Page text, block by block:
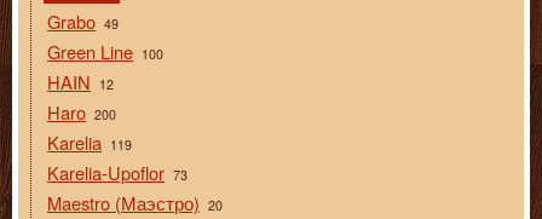
Grabo 49
Green Line 100
HAIN 12
Haro 200
Karelia 119
Karelia-Upoflor 73
Maestro (Маэстро) 20